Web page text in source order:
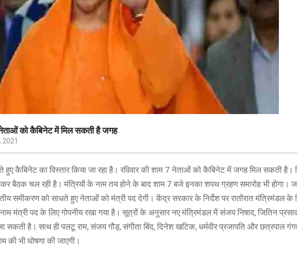
को कैबिनेट में मिल सकती है जगह
2021
हुए कैबिनेट का विस्तार किया जा रहा है। रविवार की शाम 7 नेताओं को कैबिनेट में जगह मिल सकती है।
बैठक चल रही है। मंत्रियों के नाम तय होने के बाद शाम 7 बजे इनका शपथ ग्रहण समारोह भी होगा।
समीकरण को साधते हुए नेताओं को मंत्री पद देगी। केंद्र सरकार के निर्देश पर रातोंरात मंत्रिमंडल के
मंत्री पद के लिए गोपनीय रखा गया है। सूत्रों के अनुसार नए मंत्रिमंडल में संजय निषाद, जितिन प्रसाद,
सकती है। साथ ही पलटू राम, संजय गौड़, संगीता बिंद, दिनेश खटिक, धर्मवीर प्रजापति और छत्रपाल
की भी घोषणा की जाएगी।